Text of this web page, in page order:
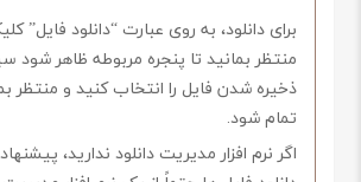
برای دانلود، به روی عبارت “دانلود فایل”
منتظر بمانید تا پنجره مربوطه ظاهر
ذخیره شدن فایل را انتخاب کنید و منتظر
تمام شود.
اگر نرم افزار مدیریت دانلود ندارید،